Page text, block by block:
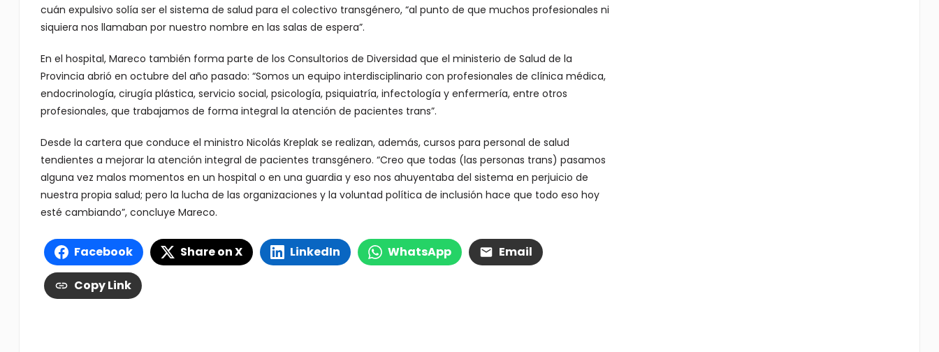
cuán expulsivo solía ser el sistema de salud para el colectivo transgénero, “al punto de que muchos profesionales ni
siquiera nos llamaban por nuestro nombre en las salas de espera”.
En el hospital, Mareco también forma parte de los Consultorios de Diversidad que el ministerio de Salud de la
Provincia abrió en octubre del año pasado: “Somos un equipo interdisciplinario con profesionales de clínica médica,
endocrinología, cirugía plástica, servicio social, psicología, psiquiatría, infectología y enfermería, entre otros
profesionales, que trabajamos de forma integral la atención de pacientes trans”.
Desde la cartera que conduce el ministro Nicolás Kreplak se realizan, además, cursos para personal de salud
tendientes a mejorar la atención integral de pacientes transgénero. “Creo que todas (las personas trans) pasamos
alguna vez malos momentos en un hospital o en una guardia y eso nos ahuyentaba del sistema en perjuicio de
nuestra propia salud; pero la lucha de las organizaciones y la voluntad política de inclusión hace que todo eso hoy
esté cambiando”, concluye Mareco.
Facebook Share on X LinkedIn WhatsApp Email
Copy Link